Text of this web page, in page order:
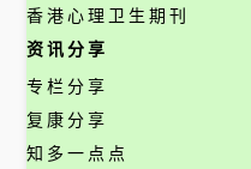
香港心理卫生期刊
资讯分享
专栏分享
复康分享
知多一点点